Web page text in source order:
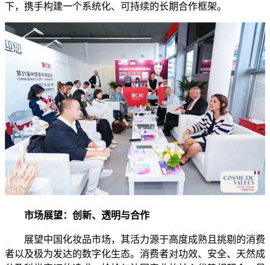
下，携手构建一个系统化、可持续的长期合作框架。
市场展望：创新、透明与合作
展望中国化妆品市场，其活力源于高度成熟且挑剔的消费
者以及极为发达的数字化生态。消费者对功效、安全、天然成